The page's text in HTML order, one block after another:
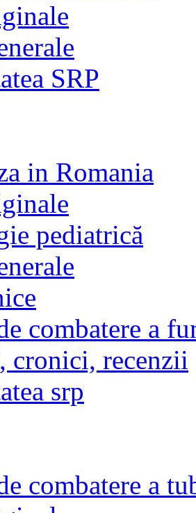
SRP
in Romania
pediatrică
combatere a
cronici, recenzii
srp
combatere a